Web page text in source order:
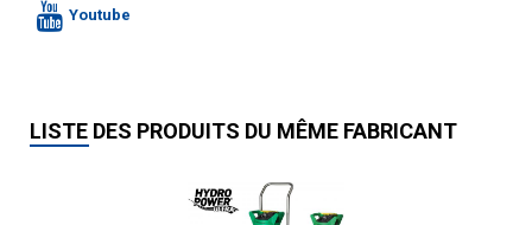
Youtube
LISTE DES PRODUITS DU MÊME FABRICANT